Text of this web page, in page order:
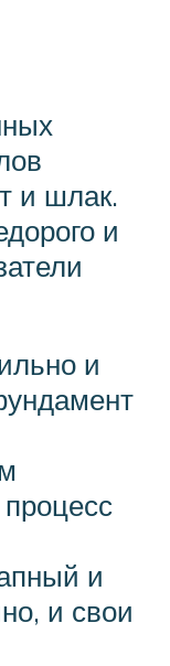
и шлак.
и
и
и
и свои